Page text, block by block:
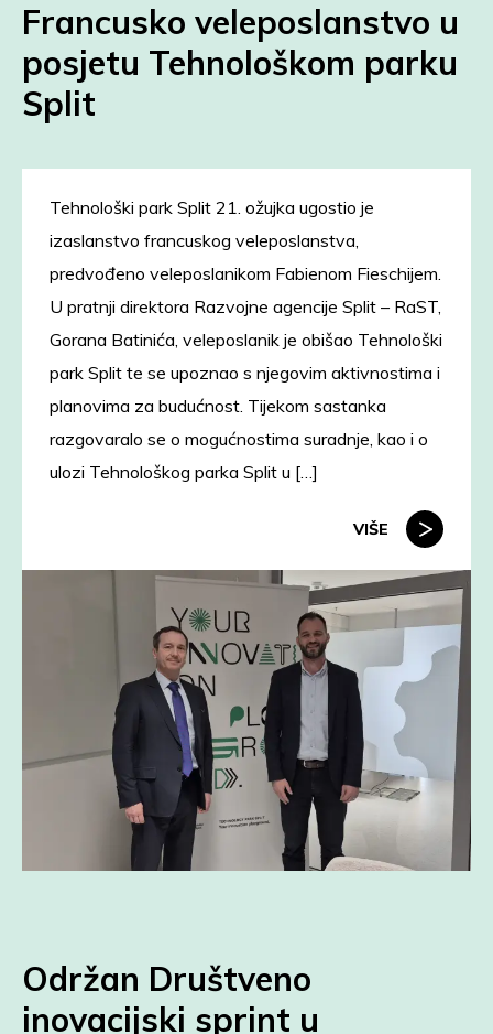
Francusko veleposlanstvo u
posjetu Tehnološkom parku
Split
Tehnološki park Split 21. ožujka ugostio je
izaslanstvo francuskog veleposlanstva,
predvođeno veleposlanikom Fabienom Fieschijem.
U pratnji direktora Razvojne agencije Split – RaST,
Gorana Batinića, veleposlanik je obišao Tehnološki
park Split te se upoznao s njegovim aktivnostima i
planovima za budućnost. Tijekom sastanka
razgovaralo se o mogućnostima suradnje, kao i o
ulozi Tehnološkog parka Split u […]
VIŠE
Održan Društveno
inovacijski sprint u